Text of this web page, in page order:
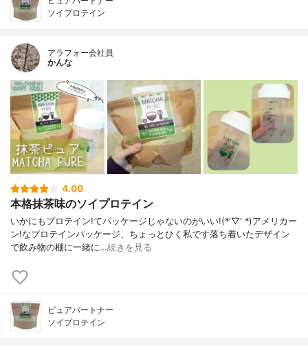
ソイプロテイン
アラフォー会社員
かんな
4.00
本格抹茶味のソイプロテイン
いかにもプロテイン!てパッケージじゃないのがいい!(*‘▽‘ *)アメリカー
ン!なプロテインパッケージ、ちょっとひく私です落ち着いたデザイン
で飲み物の棚に一緒に…続きを見る
ピュアパートナー
ソイプロテイン